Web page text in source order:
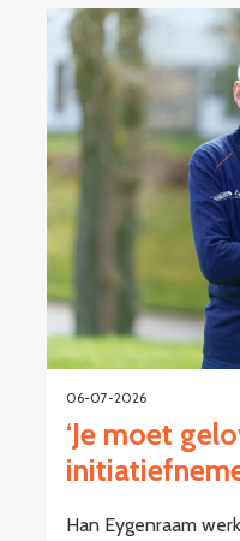
06-07-2026
‘Je moet
Han Eygenraam